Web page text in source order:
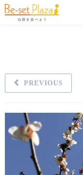
PREVIOUS